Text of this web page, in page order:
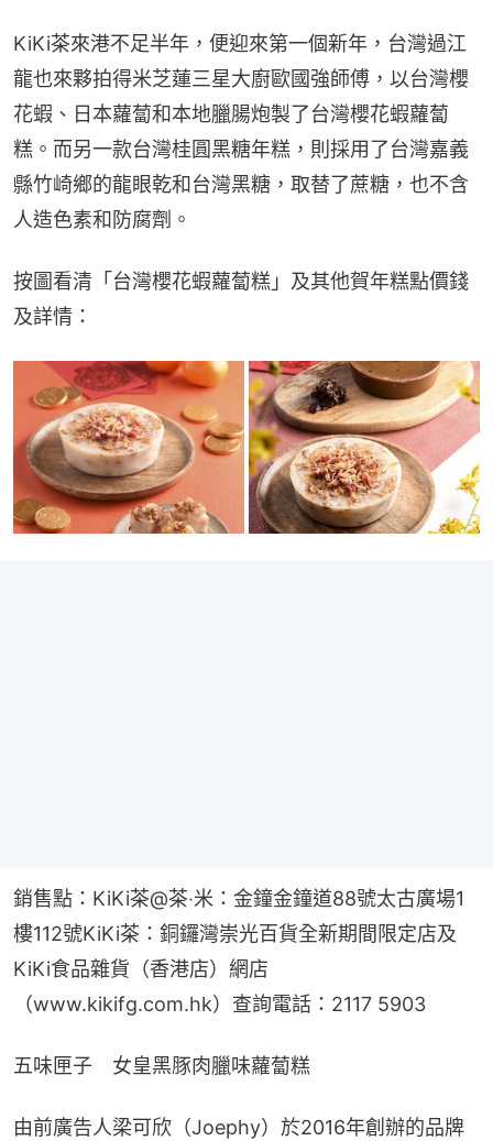
KiKi茶來港不足半年，便迎來第一個新年，台灣過江
龍也來夥拍得米芝蓮三星大廚歐國強師傅，以台灣櫻
花蝦、日本蘿蔔和本地臘腸炮製了台灣櫻花蝦蘿蔔
糕。而另一款台灣桂圓黑糖年糕，則採用了台灣嘉義
縣竹崎鄉的龍眼乾和台灣黑糖，取替了蔗糖，也不含
人造色素和防腐劑。
按圖看清「台灣櫻花蝦蘿蔔糕」及其他賀年糕點價錢
及詳情：
銷售點：KiKi茶@茶‧米：金鐘金鐘道88號太古廣場1
樓112號KiKi茶：銅鑼灣崇光百貨全新期間限定店及
KiKi食品雜貨（香港店）網店
（www.kikifg.com.hk）查詢電話：2117 5903
五味匣子　女皇黑豚肉臘味蘿蔔糕
由前廣告人梁可欣（Joephy）於2016年創辦的品牌